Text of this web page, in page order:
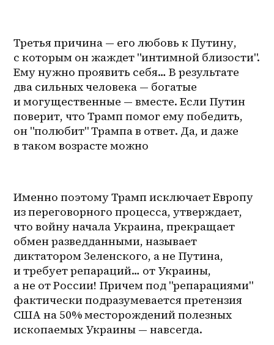
Третья причина — его любовь к Путину,
с которым он жаждет "интимной близости".
Ему нужно проявить себя… В результате
два сильных человека — богатые
и могущественные — вместе. Если Путин
поверит, что Трамп помог ему победить,
он "полюбит" Трампа в ответ. Да, и даже
в таком возрасте можно
Именно поэтому Трамп исключает Европу
из переговорного процесса, утверждает,
что войну начала Украина, прекращает
обмен разведданными, называет
диктатором Зеленского, а не Путина,
и требует репараций… от Украины,
а не от России! Причем под "репарациями"
фактически подразумевается претензия
США на 50% месторождений полезных
ископаемых Украины — навсегда.